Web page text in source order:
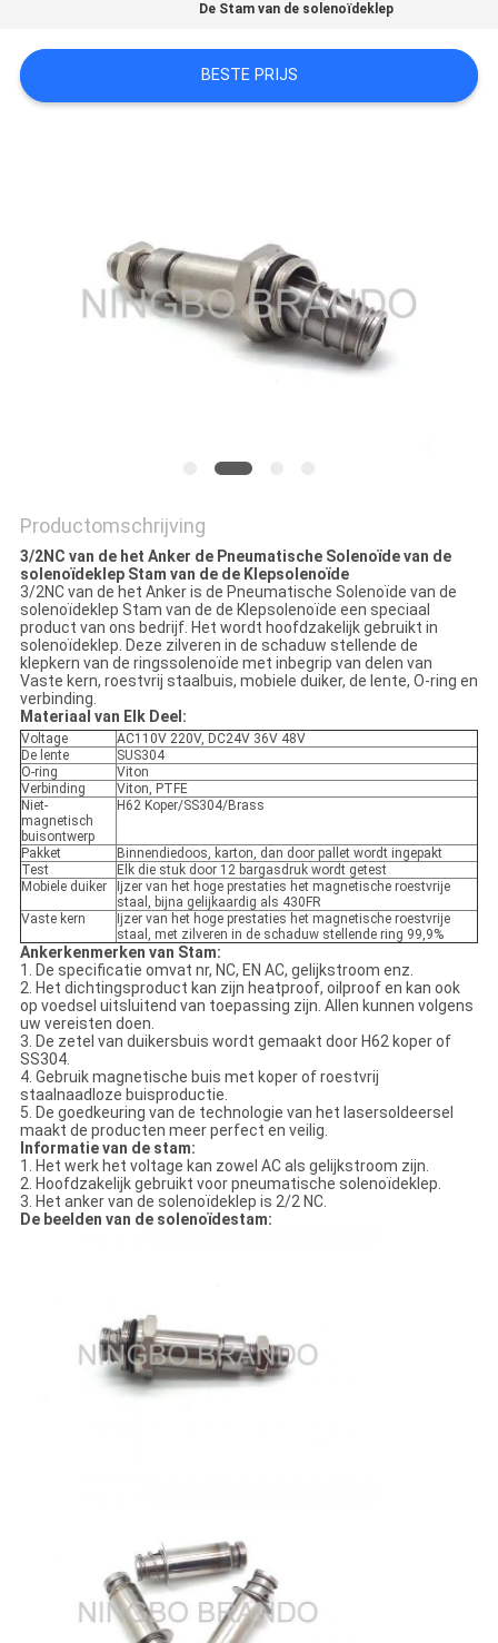
NEWS
De Stam van de solenoïdeklep
BESTE PRIJS
Productomschrijving
3/2NC van de het Anker de Pneumatische Solenoïde van de
solenoïdeklep Stam van de de Klepsolenoïde
3/2NC van de het Anker is de Pneumatische Solenoïde van de
solenoïdeklep Stam van de de Klepsolenoïde een speciaal
product van ons bedrijf. Het wordt hoofdzakelijk gebruikt in
solenoïdeklep. Deze zilveren in de schaduw stellende de
klepkern van de ringssolenoïde met inbegrip van delen van
Vaste kern, roestvrij staalbuis, mobiele duiker, de lente, O-ring en
verbinding.
Materiaal van Elk Deel:
Voltage
AC110V 220V, DC24V 36V 48V
De lente
SUS304
O-ring
Viton
Verbinding
Viton, PTFE
Niet-
magnetisch
buisontwerp
H62 Koper/SS304/Brass
Pakket
Binnendiedoos, karton, dan door pallet wordt ingepakt
Test
Elk die stuk door 12 bargasdruk wordt getest
Mobiele duiker
Ijzer van het hoge prestaties het magnetische roestvrije
staal, bijna gelijkaardig als 430FR
Vaste kern
Ijzer van het hoge prestaties het magnetische roestvrije
staal, met zilveren in de schaduw stellende ring 99,9%
Ankerkenmerken van Stam:
1. De specificatie omvat nr, NC, EN AC, gelijkstroom enz.
2. Het dichtingsproduct kan zijn heatproof, oilproof en kan ook
op voedsel uitsluitend van toepassing zijn. Allen kunnen volgens
uw vereisten doen.
3. De zetel van duikersbuis wordt gemaakt door H62 koper of
SS304.
4. Gebruik magnetische buis met koper of roestvrij
staalnaadloze buisproductie.
5. De goedkeuring van de technologie van het lasersoldeersel
maakt de producten meer perfect en veilig.
Informatie van de stam:
1. Het werk het voltage kan zowel AC als gelijkstroom zijn.
2. Hoofdzakelijk gebruikt voor pneumatische solenoïdeklep.
3. Het anker van de solenoïdeklep is 2/2 NC.
De beelden van de solenoïdestam: